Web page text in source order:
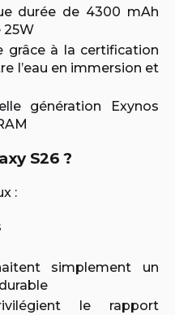
durée de 4300 mAh
25W
grâce à la certification
l’eau en immersion et
génération Exynos
S26 ?
:
simplement un
le rapport